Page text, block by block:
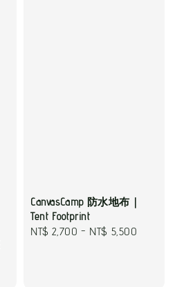
CanvasCamp 防水地布｜
Tent Footprint
Regular
NT$ 2,700 - NT$ 5,500